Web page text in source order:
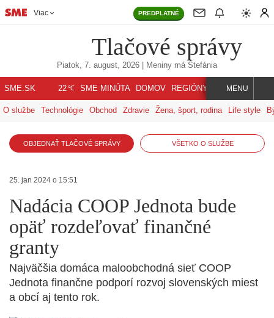
Viac PREDPLATNÉ
Tlačové správy
Piatok, 7. august, 2026 | Meniny má Štefánia
SME.SK 22℃ SME MINÚTA DOMOV REGIÓNY INDEX SVET
MENU
O službe Technológie Obchod Zdravie Žena, šport, rodina Life style
OBJEDNAŤ TLAČOVÉ SPRÁVY VŠETKO O SLUŽBE
25. jan 2024 o 15:51
Nadácia COOP Jednota bude
opäť rozdeľovať finančné
granty
Najväčšia domáca maloobchodná sieť COOP
Jednota finančne podporí rozvoj slovenských miest
a obcí aj tento rok.